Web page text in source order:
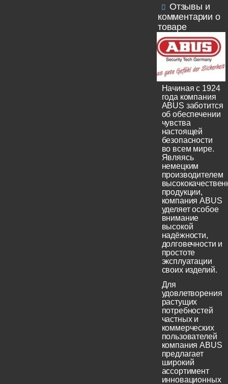
Отзывы и
комментарии о
товаре
Начиная с 1924
года компания
ABUS заботится
об обеспечении
чувства
настоящей
безопасности
во всем мире.
Являясь
немецким
производителем
продукции,
компания ABUS
уделяет особое
внимание
высокой
надёжности,
долговечности и
простоте
эксплуатации
своих изделий.
Для
удовлетворения
растущих
потребностей
частных и
коммерческих
пользователей
компания ABUS
предлагает
широкий
ассортимент
инновационных